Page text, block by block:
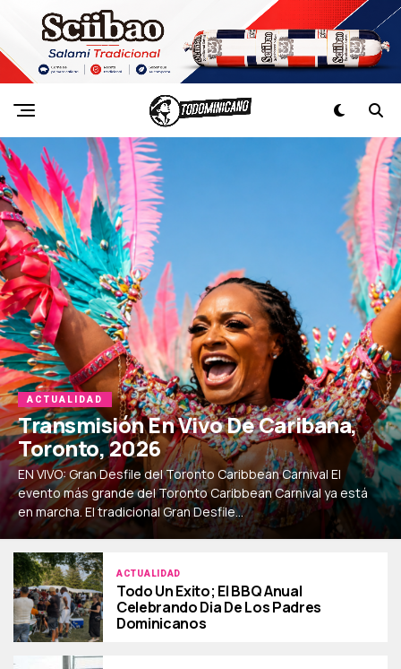
ACTUALIDAD
Transmisión En Vivo De Caribana,
Toronto, 2026
EN VIVO: Gran Desfile del Toronto Caribbean Carnival El
evento más grande del Toronto Caribbean Carnival ya está
en marcha. El tradicional Gran Desfile...
ACTUALIDAD
Todo Un Exito; El BBQ Anual
Celebrando Dia De Los Padres
Dominicanos